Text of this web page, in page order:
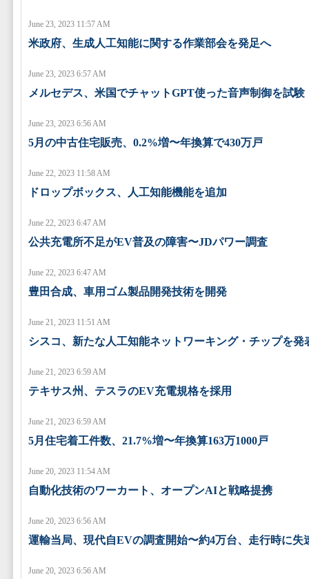
June 23, 2023 11:57 AM
米政府、生成人工知能に関する作業部会を発足へ
June 23, 2023 6:57 AM
メルセデス、米国でチャットGPT使った音声制御を試験
June 23, 2023 6:56 AM
5月の中古住宅販売、0.2%増〜年換算で430万戸
June 22, 2023 11:58 AM
ドロップボックス、人工知能機能を追加
June 22, 2023 6:47 AM
公共充電所不足がEV普及の障害〜JDパワー調査
June 22, 2023 6:47 AM
豊田合成、車用ゴム製品開発技術を開発
June 21, 2023 11:51 AM
シスコ、新たな人工知能ネットワーキング・チップを発
June 21, 2023 6:59 AM
テキサス州、テスラのEV充電規格を採用
June 21, 2023 6:59 AM
5月住宅着工件数、21.7%増〜年換算163万1000戸
June 20, 2023 11:54 AM
自動化技術のワーカート、オープンAIと戦略提携
June 20, 2023 6:56 AM
運輸当局、現代自EVの調査開始〜約4万台、走行時に失
June 20, 2023 6:56 AM